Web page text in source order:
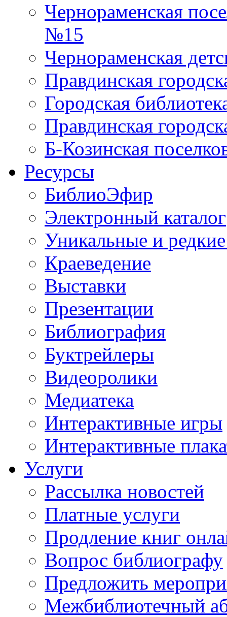
Чернораменская
№15
Чернораменская
Правдинская
Городская
Правдинская
Б-Козинская
Ресурсы
БиблиоЭфир
Электронный каталог
Уникальные и
Краеведение
Выставки
Презентации
Библиография
Буктрейлеры
Видеоролики
Медиатека
Интерактивные игры
Интерактивные
Услуги
Рассылка новостей
Платные услуги
Продление книг
Вопрос библиографу
Предложить
Межбиблиотечный